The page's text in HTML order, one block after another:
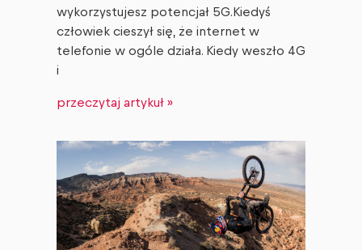
wykorzystujesz potencjał 5G.Kiedyś
człowiek cieszył się, że internet w
telefonie w ogóle działa. Kiedy weszło 4G
i
przeczytaj artykuł »